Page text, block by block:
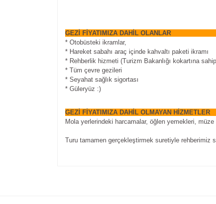
GEZİ FİYATIMIZA DAHİL
* Otobüsteki ikramlar,
* Hareket sabahı araç içinde kahvaltı paketi ikramı
* Rehberlik hizmeti (Turizm Bakanlığı kokartına
* Tüm çevre gezileri
* Seyahat sağlık sigortası
* Güleryüz :)
GEZİ FİYATIMIZA DAHİL OLMAYAN
Mola yerlerindeki harcamalar, öğlen yemekleri,
Turu tamamen gerçekleştirmek suretiyle rehberimiz